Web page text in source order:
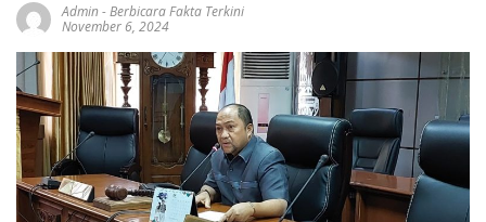
Admin-Berbicara Fakta Terkini
November 6, 2024